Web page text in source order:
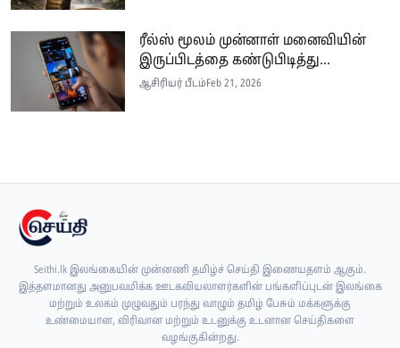
ரீல்ஸ் மூலம் முன்னாள் மனைவியின்
இருப்பிடத்தை கண்டுபிடித்து...
ஆசிரியர் பீடம்Feb 21, 2026
Seithi.lk இலங்கையின் முன்னணி தமிழ்ச் செய்தி இணையதளம் ஆகும்.
இத்தளமானது அனுபவமிக்க ஊடகவியலாளர்களின் பங்களிப்புடன் இலங்கை
மற்றும் உலகம் முழுவதும் பரந்து வாழும் தமிழ் பேசும் மக்களுக்கு
உண்மையான, விரிவான மற்றும் உடனுக்கு உடனான செய்திகளை
வழங்குகின்றது.